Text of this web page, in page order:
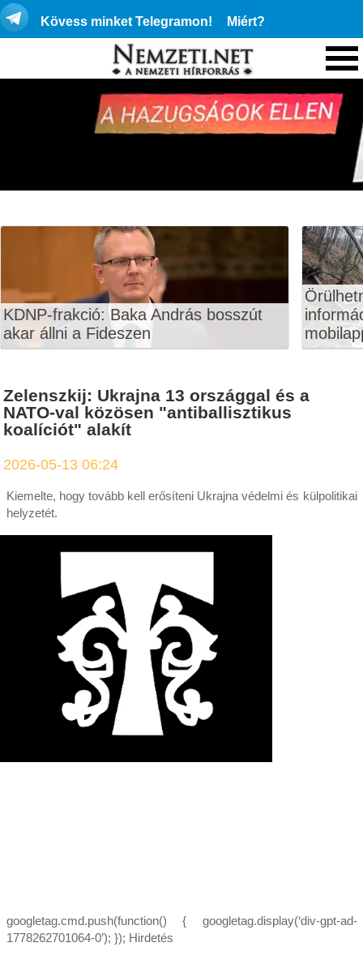
Kövess minket Telegramon! Miért?
KDNP-frakció: Baka András bosszút
akar állni a Fideszen
Zelenszkij: Ukrajna 13 országgal és a
NATO-val közösen "antiballisztikus
koalíciót" alakít
2026-05-13 06:24
Kiemelte, hogy tovább kell erősíteni Ukrajna védelmi és külpolitikai
helyzetét.
googletag.cmd.push(function() { googletag.display(‘div-gpt-ad-
1778262701064-0’); }); Hirdetés